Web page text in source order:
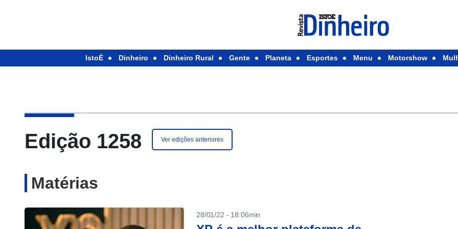
IstoÉ Dinheiro Dinheiro Rural Gente Planeta Esportes Menu Motorshow
Edição 1258 Ver edições anteriores
Matérias
28/01/22 - 18:06min